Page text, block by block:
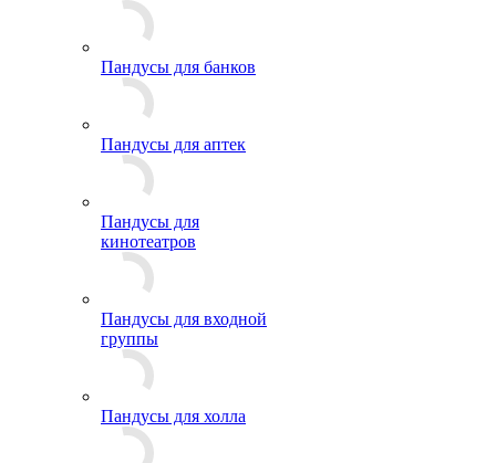
Пандусы для банков
Пандусы для аптек
Пандусы для
кинотеатров
Пандусы для входной
группы
Пандусы для холла